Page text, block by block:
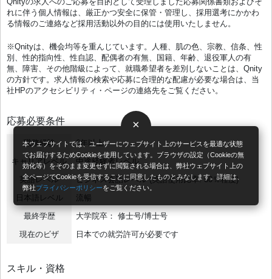
×
本ウェブサイトでは、ユーザーにウェブサイト上のサービスを最適な状態
でお届けするためCookieを使用しています。ブラウザの設定（Cookieの無
効化等）をそのまま変更せずに閲覧される場合は、弊社ウェブサイト上の
全ページでCookieを受信することに同意したものとみなします。詳細は、
弊社プライバシーポリシーをご覧ください。
れに伴う個人情報は、厳正かつ安全に保管・管理し、採用選考にかかわ
る情報のご連絡など採用活動以外の目的には使用いたしません。
※Qnityは、機会均等を重んじています。人種、肌の色、宗教、信条、性
別、性的指向性、性自認、配偶者の有無、国籍、年齢、退役軍人の有
無、障害、その他階級によって、就職希望者を差別しないことは、Qnity
の方針です。求人情報の検索や応募に合理的な配慮が必要な場合は、当
社HPのアクセシビリティ・ページの連絡先をご覧ください。
応募必要条件
職務経験
6年以上
キャリアレベル
中途経験者レベル
英語レベル
ビジネス会話レベル (英語使用比率: 50％程度)
日本語レベル
流暢
最終学歴
大学院卒： 修士号/博士号
現在のビザ
日本での就労許可が必要です
スキル・資格